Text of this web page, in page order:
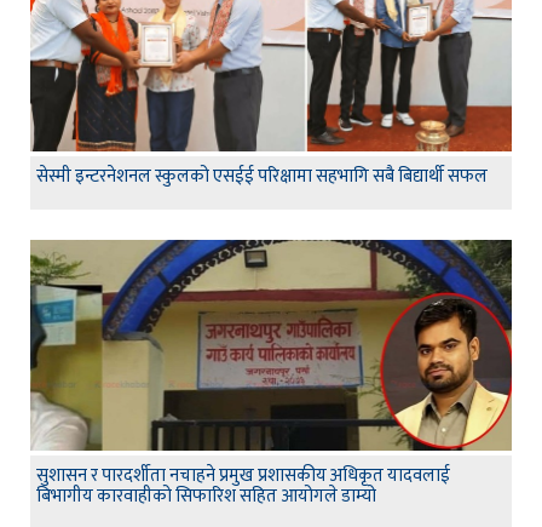
सेस्मी इन्टरनेशनल स्कुलको एसईई परिक्षामा सहभागि सबै बिद्यार्थी सफल
सुशासन र पारदर्शीता नचाहने प्रमुख प्रशासकीय अधिकृत यादवलाई
बिभागीय कारवाहीको सिफारिश सहित आयोगले डाम्यो